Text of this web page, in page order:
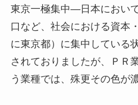
東京一極集中―日本におい
口など、社会における資本
に東京都）に集中している
されておりましたが、ＰＲ
う業種では、殊更その色が